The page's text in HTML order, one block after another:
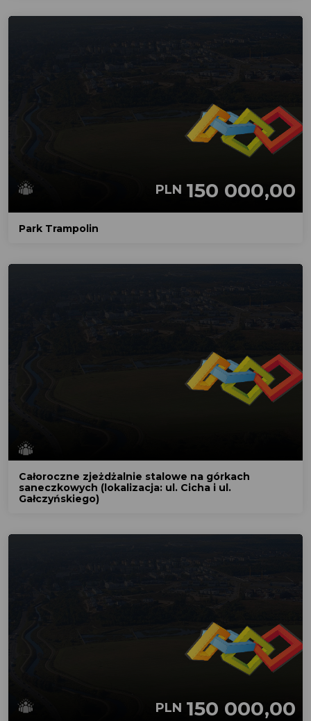
PLN 150 000,00
Park Trampolin
Całoroczne zjeżdżalnie stalowe na górkach
saneczkowych (lokalizacja: ul. Cicha i ul.
Gałczyńskiego)
PLN 150 000,00